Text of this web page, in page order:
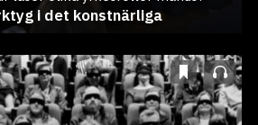
i det konstnärliga